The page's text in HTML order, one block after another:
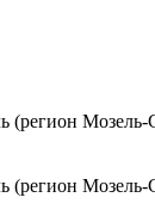
(регион
(регион